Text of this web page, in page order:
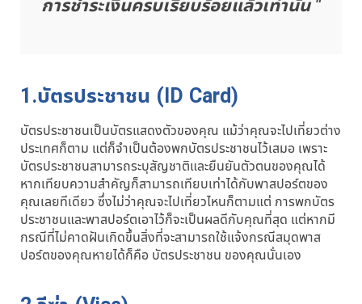
1.บัตรประชาชน (ID Card)
บัตรประชาชนเป็นบัตรแสดงตัวของคุณ แม้ว่าคุณจะไปเที่ยวต่าง
ประเทศก็ตาม แต่ก็จำเป็นต้องพกบัตรประชาชนไว้เสมอ เพราะ
บัตรประชาชนสามารถระบุสัญชาติและยืนยันตัวตนของคุณได้
หากเทียบความสำคัญก็สามารถเทียบเท่าได้กับพาสปอร์ตของ
คุณเลยทีเดียว ซึ่งไม่ว่าคุณจะไปเที่ยวไหนก็ตามแต่ การพกบัตร
ประชาชนและพาสปอร์ตเอาไว้ก็จะเป็นผลดีกับคุณที่สุด แต่หากมี
กรณีที่ไม่คาดฝันเกิดขึ้นสิ่งที่จะสามารถใช้แจ้งกรณีสมุดพาส
ปอร์ตของคุณหายได้ก็คือ บัตรประชาชน ของคุณนั่นเอง